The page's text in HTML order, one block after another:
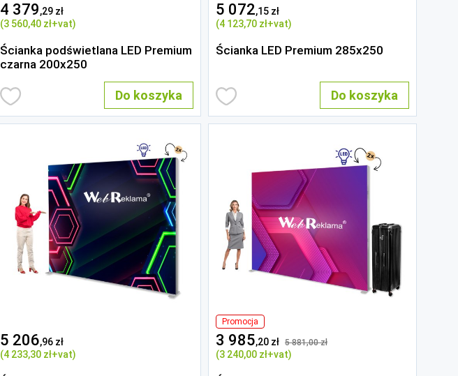
4 379,29 zł
(3 560,40 zł+vat)
Ścianka podświetlana LED Premium
czarna 200x250
Do koszyka
5 072,15 zł
(4 123,70 zł+vat)
Ścianka LED Premium 285x250
Do koszyka
5 206,96 zł
(4 233,30 zł+vat)
Promocja
3 985,20 zł 5 881,00 zł
(3 240,00 zł+vat)